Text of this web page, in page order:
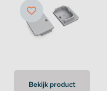
Bekijk product